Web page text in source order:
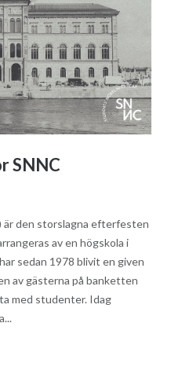
SNNC
är den storslagna efterfesten
av en högskola i
sedan 1978 blivit en given
av gästerna på banketten
med studenter. Idag